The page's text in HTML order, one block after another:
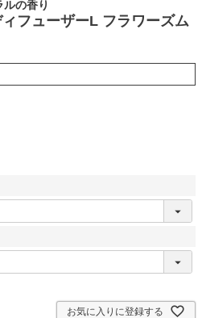
の香り
フューザーL フラワーズム
お気に入りに登録する